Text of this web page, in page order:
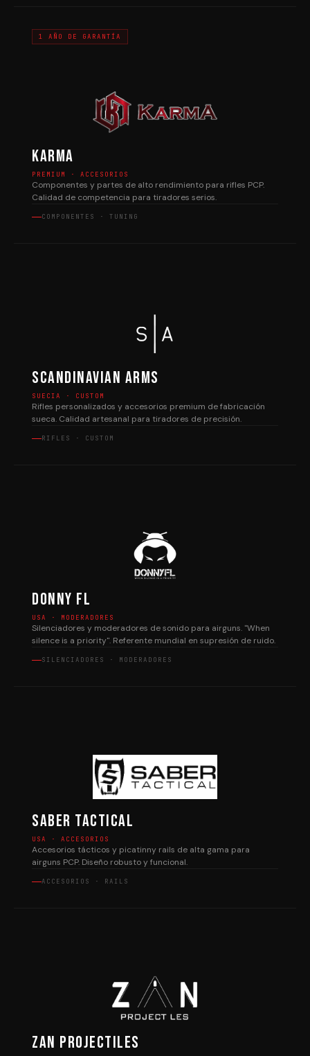
1 AÑO DE GARANTÍA
Karma
PREMIUM · ACCESORIOS
Componentes y partes de alto rendimiento para rifles PCP.
Calidad de competencia para tiradores serios.
COMPONENTES · TUNING
Scandinavian Arms
SUECIA · CUSTOM
Rifles personalizados y accesorios premium de fabricación
sueca. Calidad artesanal para tiradores de precisión.
RIFLES · CUSTOM
Donny FL
USA · MODERADORES
Silenciadores y moderadores de sonido para airguns. "When
silence is a priority". Referente mundial en supresión de ruido.
SILENCIADORES · MODERADORES
Saber Tactical
USA · ACCESORIOS
Accesorios tácticos y picatinny rails de alta gama para
airguns PCP. Diseño robusto y funcional.
ACCESORIOS · RAILS
Zan Projectiles